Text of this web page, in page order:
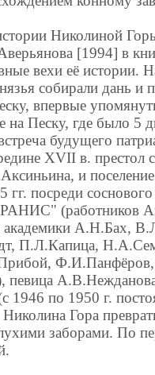
Николиной
[1994] в
вехи её истории.
собирали дань
впервые
на Песку, где было 5
будущего
XVII в. престол
и
посреди
(работников
академики А.Н.Бах,
П.Л.Капица,
певица
по 1950 г.
Гора
заборами. По